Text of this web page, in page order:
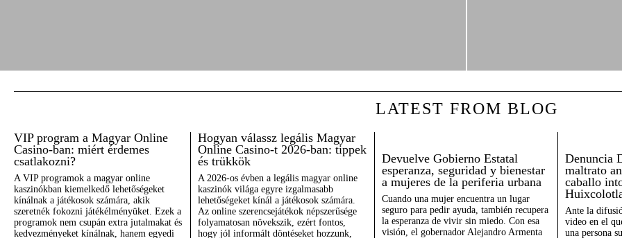
LATEST FROM BLOG
VIP program a Magyar Online
Casino-ban: miért érdemes
csatlakozni?
A VIP programok a magyar online
kaszinókban kiemelkedő lehetőségeket
kínálnak a játékosok számára, akik
szeretnék fokozni játékélményüket. Ezek a
programok nem csupán extra jutalmakat és
kedvezményeket kínálnak, hanem egyedi
Hogyan válassz legális Magyar
Online Casino-t 2026-ban: tippek
és trükkök
A 2026-os évben a legális magyar online
kaszinók világa egyre izgalmasabb
lehetőségeket kínál a játékosok számára.
Az online szerencsejátékok népszerűsége
folyamatosan növekszik, ezért fontos,
hogy jól informált döntéseket hozzunk,
Devuelve Gobierno Estatal
esperanza, seguridad y bienestar
a mujeres de la periferia urbana
Cuando una mujer encuentra un lugar
seguro para pedir ayuda, también recupera
la esperanza de vivir sin miedo. Con esa
visión, el gobernador Alejandro Armenta
Denuncia
maltrato
caballo
Ante la
video en el
una persona